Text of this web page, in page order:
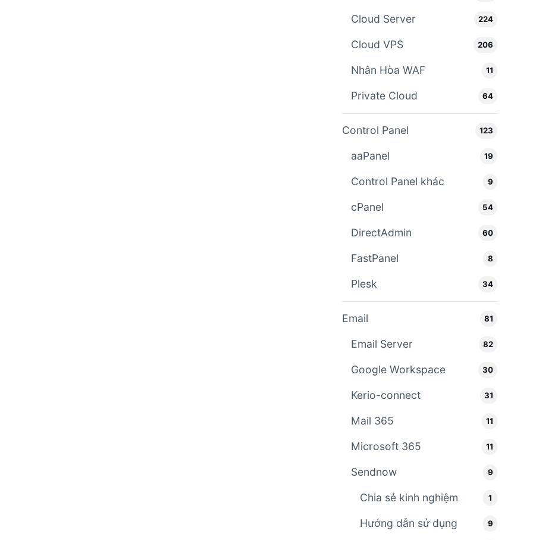
Cloud Server 224
Cloud VPS 206
Nhân Hòa WAF 11
Private Cloud 64
Control Panel 123
aaPanel 19
Control Panel khác 9
cPanel 54
DirectAdmin 60
FastPanel 8
Plesk 34
Email 81
Email Server 82
Google Workspace 30
Kerio-connect 31
Mail 365 11
Microsoft 365 11
Sendnow 9
Chia sẻ kinh nghiệm 1
Hướng dẫn sử dụng 9